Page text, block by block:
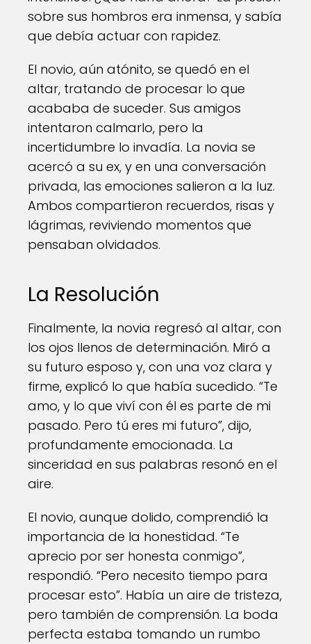
sobre sus hombros era inmensa, y sabía
que debía actuar con rapidez.
El novio, aún atónito, se quedó en el
altar, tratando de procesar lo que
acababa de suceder. Sus amigos
intentaron calmarlo, pero la
incertidumbre lo invadía. La novia se
acercó a su ex, y en una conversación
privada, las emociones salieron a la luz.
Ambos compartieron recuerdos, risas y
lágrimas, reviviendo momentos que
pensaban olvidados.
La Resolución
Finalmente, la novia regresó al altar, con
los ojos llenos de determinación. Miró a
su futuro esposo y, con una voz clara y
firme, explicó lo que había sucedido. “Te
amo, y lo que viví con él es parte de mi
pasado. Pero tú eres mi futuro”, dijo,
profundamente emocionada. La
sinceridad en sus palabras resonó en el
aire.
El novio, aunque dolido, comprendió la
importancia de la honestidad. “Te
aprecio por ser honesta conmigo”,
respondió. “Pero necesito tiempo para
procesar esto”. Había un aire de tristeza,
pero también de comprensión. La boda
perfecta estaba tomando un rumbo